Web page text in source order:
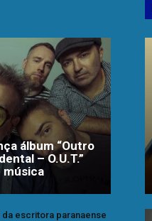
álbum “Outro
– O.U.T.”
música
da escritora paranaense